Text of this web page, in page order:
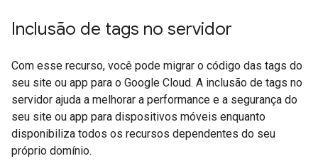
Inclusão de tags no servidor
Com esse recurso, você pode migrar o código das tags do
seu site ou app para o Google Cloud. A inclusão de tags no
servidor ajuda a melhorar a performance e a segurança do
seu site ou app para dispositivos móveis enquanto
disponibiliza todos os recursos dependentes do seu
próprio domínio.